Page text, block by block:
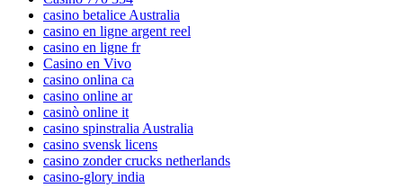
casino betalice Australia
casino en ligne argent reel
casino en ligne fr
Casino en Vivo
casino onlina ca
casino online ar
casinò online it
casino spinstralia Australia
casino svensk licens
casino zonder crucks netherlands
casino-glory india